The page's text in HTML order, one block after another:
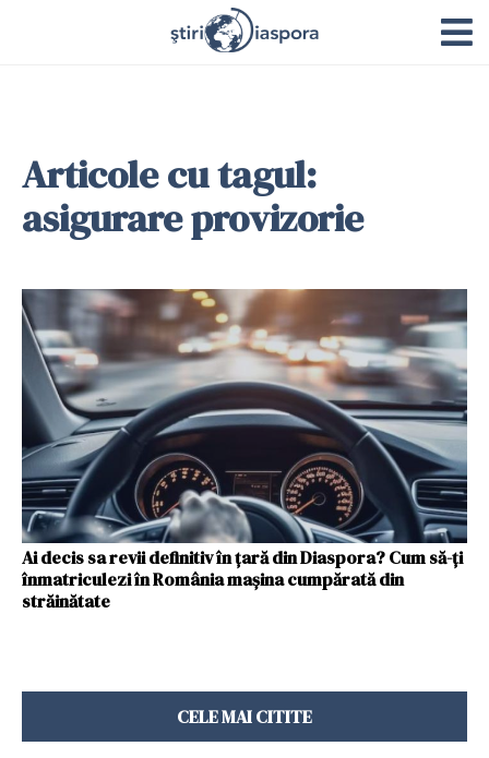
Articole cu tagul:
asigurare provizorie
Ai decis sa revii definitiv în țară din Diaspora? Cum să-ți
înmatriculezi în România mașina cumpărată din
străinătate
CELE MAI CITITE